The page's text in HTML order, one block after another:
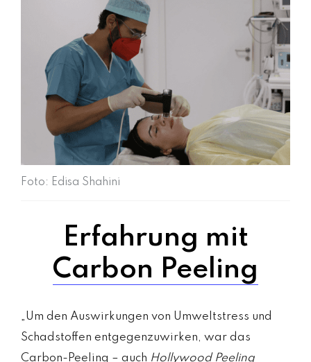
Foto: Edisa Shahini
Erfahrung mit
Carbon Peeling
„Um den Auswirkungen von Umweltstress und
Schadstoffen entgegenzuwirken, war das
Carbon-Peeling – auch Hollywood Peeling